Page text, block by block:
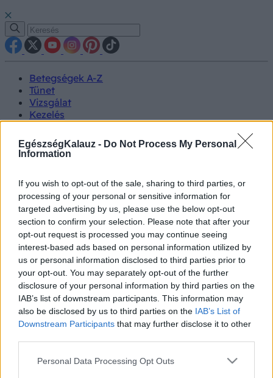
EgészségKalauz - Do Not Process My Personal
Information
If you wish to opt-out of the sale, sharing to third parties, or
processing of your personal or sensitive information for
targeted advertising by us, please use the below opt-out
section to confirm your selection. Please note that after your
opt-out request is processed you may continue seeing
interest-based ads based on personal information utilized by
us or personal information disclosed to third parties prior to
your opt-out. You may separately opt-out of the further
disclosure of your personal information by third parties on the
IAB’s list of downstream participants. This information may
also be disclosed by us to third parties on the IAB’s List of
Downstream Participants that may further disclose it to other
Please note that this website/app uses one or more Google
Personal Data Processing Opt Outs
Betegségek A-Z
Tünet
Vizsgálat
Kezelés
Kutatás
Prevenció
Kisállatok egészsége
#allergia#influenza#cukorbetegség
#orvosmeteorológia#vérnyomás#stroke#rákbetegség
#pajzsmirigy#reflux#ekcéma#herpesz
Regisztráció
Betegségek Fertőző betegségek
Fertőző betegségek